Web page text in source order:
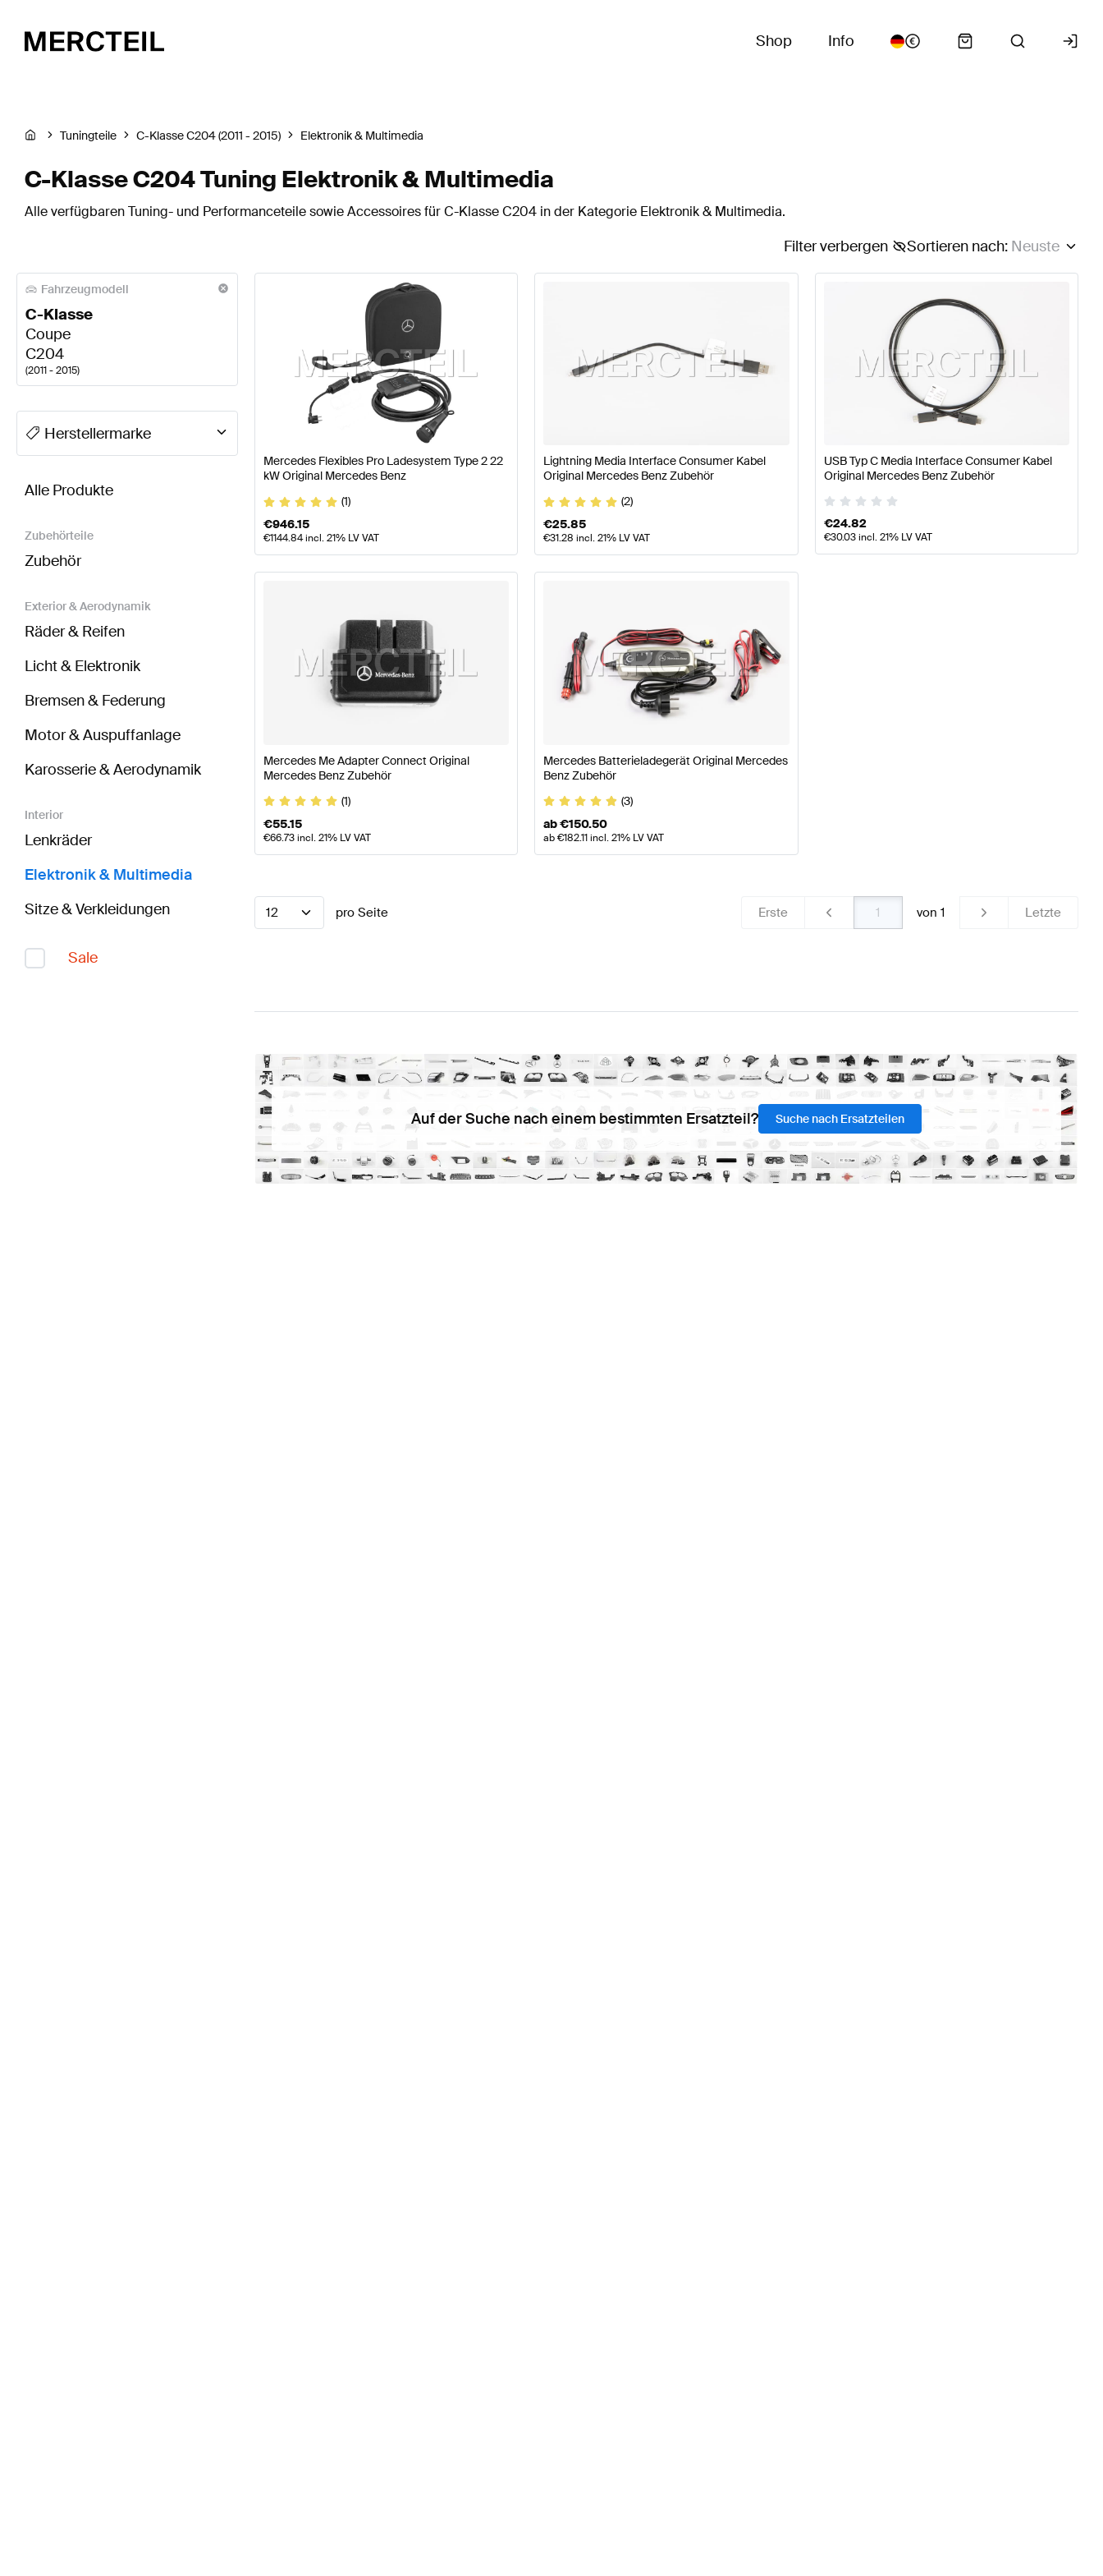
Shop Info
Tuningteile C-Klasse C204 (2011 - 2015) Elektronik & Multimedia
C-Klasse C204 Tuning Elektronik & Multimedia
Alle verfügbaren Tuning- und Performanceteile sowie Accessoires für C-Klasse C204 in der Kategorie Elektronik & Multimedia.
Sortieren nach: Neuste
Filter verbergen
Fahrzeugmodell
C-Klasse
Coupe
C204
(2011 - 2015)
A-Klasse Tuning Elektronik & Multimedia A-Klasse W177 Modellpflege Tuning Elektronik & Multimedia A-Klasse W177 Tuning Elektronik & Multimedia
Herstellermarke
BRABUS C-Klasse C204 Elektronik & MultimediaAMG C-Klasse C204 Elektronik & MultimediaMercedes-Benz C-Klasse C204 Elektronik & Multimedia
Alle Produkte
Zubehörteile
Zubehör
Exterior & Aerodynamik
Räder & Reifen
Licht & Elektronik
Bremsen & Federung
Motor & Auspuffanlage
Karosserie & Aerodynamik
Interior
Lenkräder
Elektronik & Multimedia
Sitze & Verkleidungen
Sale
Mercedes Flexibles Pro Ladesystem Type 2 22
kW Original Mercedes Benz
(1)
€946.15
€1144.84incl. 21% LV VAT
Lightning Media Interface Consumer Kabel
Original Mercedes Benz Zubehör
(2)
€25.85
€31.28 incl. 21% LV VAT
USB Typ C Media Interface Consumer Kabel
Original Mercedes Benz Zubehör
€24.82
€30.03incl. 21% LV VAT
Mercedes Me Adapter Connect Original
Mercedes Benz Zubehör
(1)
€55.15
€66.73incl. 21% LV VAT
Mercedes Batterieladegerät Original Mercedes
Benz Zubehör
(3)
ab€150.50
ab€182.11incl. 21% LV VAT
12 pro Seite Erste von 1 Letzte
Auf der Suche nach einem bestimmten Ersatzteil? Suche nach Ersatzteilen